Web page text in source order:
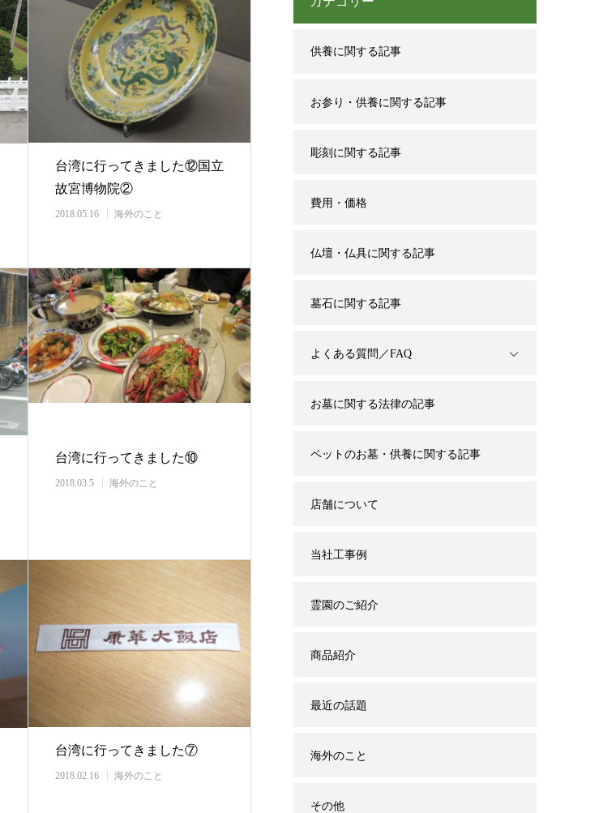
台湾に行ってきました⑫国立
故宮博物院②
2018.05.16 海外のこと
台湾に行ってきました⑩
2018.03.5 海外のこと
台湾に行ってきました⑦
2018.02.16 海外のこと
供養に関する記事
お参り・供養に関する記事
彫刻に関する記事
費用・価格
仏壇・仏具に関する記事
墓石に関する記事
よくある質問／FAQ
お墓に関する法律の記事
ペットのお墓・供養に関する記事
店舗について
当社工事例
霊園のご紹介
商品紹介
最近の話題
海外のこと
その他